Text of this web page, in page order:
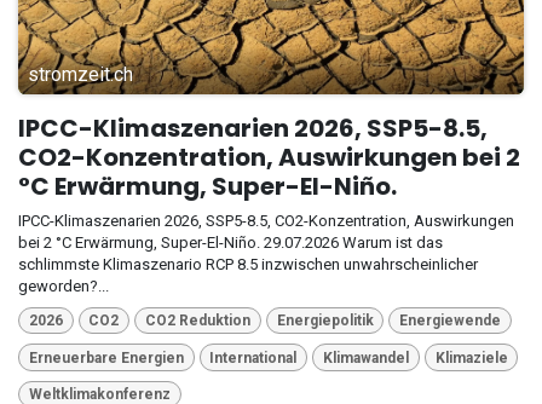
stromzeit.ch
IPCC-Klimaszenarien 2026, SSP5-8.5,
CO2-Konzentration, Auswirkungen bei 2
°C Erwärmung, Super-El-Niño.
IPCC-Klimaszenarien 2026, SSP5-8.5, CO2-Konzentration, Auswirkungen
bei 2 °C Erwärmung, Super-El-Niño. 29.07.2026 Warum ist das
schlimmste Klimaszenario RCP 8.5 inzwischen unwahrscheinlicher
geworden?...
2026 CO2 CO2 Reduktion Energiepolitik Energiewende
Erneuerbare Energien International Klimawandel Klimaziele
Weltklimakonferenz